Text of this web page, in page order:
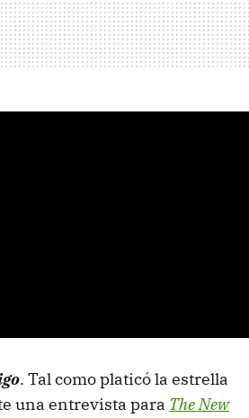
. Tal como platicó la estrella
una entrevista para The New